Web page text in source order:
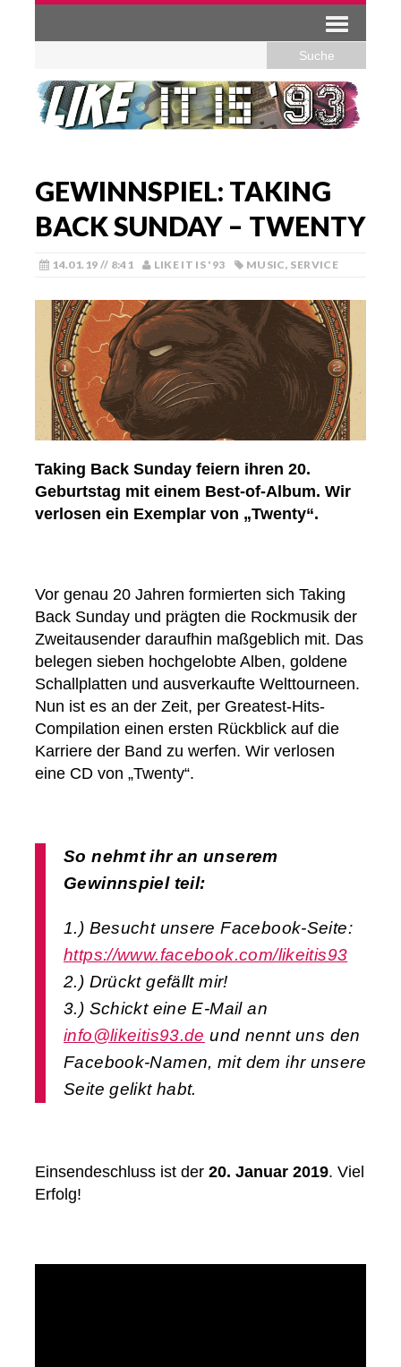
GEWINNSPIEL: TAKING
BACK SUNDAY – TWENTY
14.01.19 // 8:41 LIKE IT IS '93 MUSIC, SERVICE
Taking Back Sunday feiern ihren 20.
Geburtstag mit einem Best-of-Album. Wir
verlosen ein Exemplar von „Twenty“.
Vor genau 20 Jahren formierten sich Taking
Back Sunday und prägten die Rockmusik der
Zweitausender daraufhin maßgeblich mit. Das
belegen sieben hochgelobte Alben, goldene
Schallplatten und ausverkaufte Welttourneen.
Nun ist es an der Zeit, per Greatest-Hits-
Compilation einen ersten Rückblick auf die
Karriere der Band zu werfen. Wir verlosen
eine CD von „Twenty“.
So nehmt ihr an unserem
Gewinnspiel teil:
1.) Besucht unsere Facebook-Seite:
https://www.facebook.com/likeitis93
2.) Drückt gefällt mir!
3.) Schickt eine E-Mail an
info@likeitis93.de und nennt uns den
Facebook-Namen, mit dem ihr unsere
Seite gelikt habt.
Einsendeschluss ist der 20. Januar 2019. Viel
Erfolg!